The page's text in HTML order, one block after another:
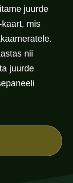
juurde
mis
nii
juurde